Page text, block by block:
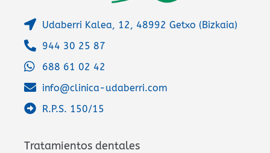
Udaberri Kalea, 12, 48992 Getxo (Bizkaia)
944 30 25 87
688 61 02 42
info@clinica-udaberri.com
R.P.S. 150/15
Tratamientos dentales